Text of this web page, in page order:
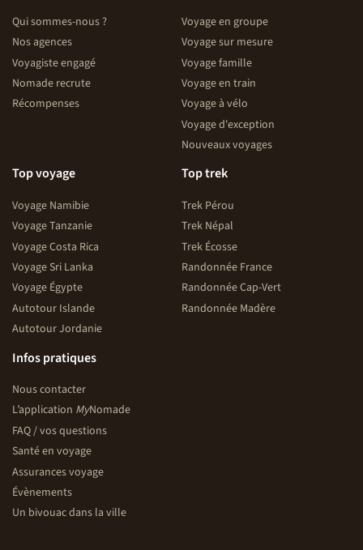
Qui sommes-nous ?
Nos agences
Voyagiste engagé
Nomade recrute
Récompenses
Voyage en groupe
Voyage sur mesure
Voyage famille
Voyage en train
Voyage à vélo
Voyage d'exception
Nouveaux voyages
Top voyage
Voyage Namibie
Voyage Tanzanie
Voyage Costa Rica
Voyage Sri Lanka
Voyage Égypte
Autotour Islande
Autotour Jordanie
Top trek
Trek Pérou
Trek Népal
Trek Écosse
Randonnée France
Randonnée Cap-Vert
Randonnée Madère
Infos pratiques
Nous contacter
L’application MyNomade
FAQ / vos questions
Santé en voyage
Assurances voyage
Évènements
Un bivouac dans la ville